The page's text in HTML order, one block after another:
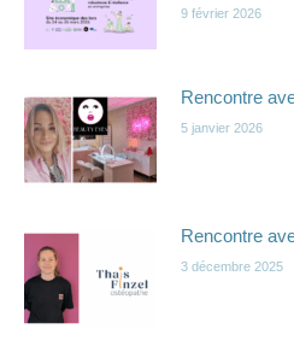
9 février 2026
Rencontre
5 janvier 2026
Rencontre
3 décembre 2025